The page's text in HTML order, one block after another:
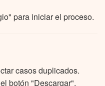
para iniciar el proceso.
casos duplicados.
botón "Descargar".